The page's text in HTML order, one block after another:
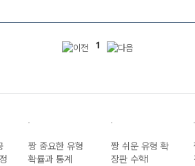
1
짱 중요한 유형
확률과 통계
짱 쉬운 유형 확
장판 수학I